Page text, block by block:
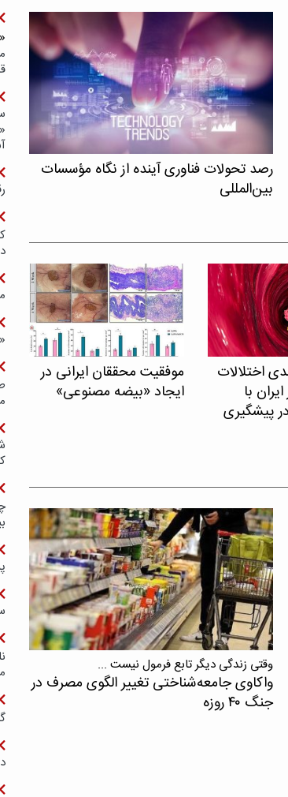
رصد تحولات فناوری آینده از نگاه مؤسسات
بین‌المللی
اختلالات
با
پیشگیری
موفقیت محققان ایرانی در
ایجاد «بیضه مصنوعی»
وقتی زندگی دیگر تابع فرمول نیست ...
واکاوی جامعه‌شناختی تغییر الگوی مصرف در
جنگ ۴۰ روزه